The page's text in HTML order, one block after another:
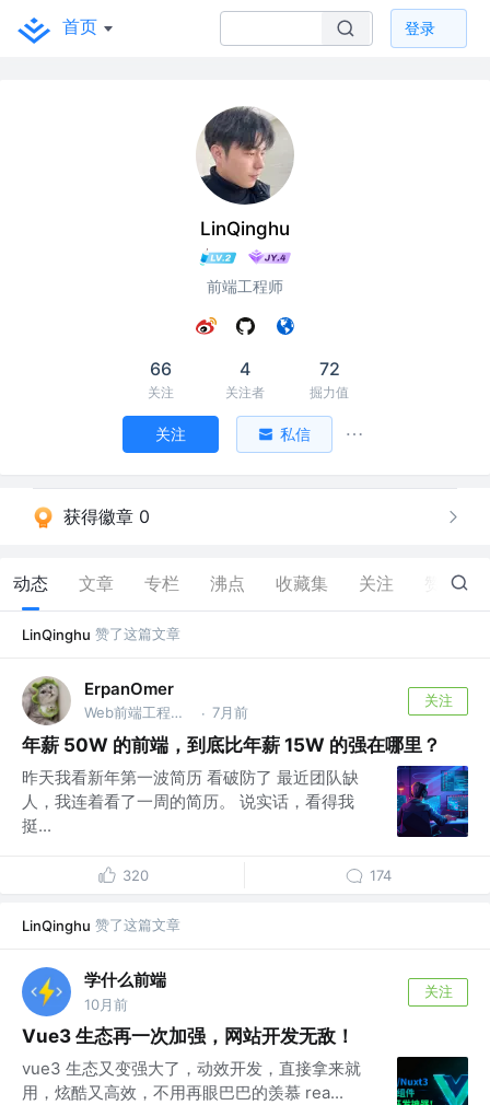
首页 登录
LinQinghu
前端工程师
66
关注
4
关注者
72
掘力值
关注 私信
获得徽章 0
动态 文章 专栏 沸点 收藏集 关注 288
LinQinghu 赞了这篇文章
ErpanOmer
Web前端工程师 @跨境 · 7月前
关注
年薪 50W 的前端，到底比年薪 15W 的强在哪里？
昨天我看新年第一波简历 看破防了 最近团队缺
人，我连着看了一周的简历。 说实话，看得我
挺...
320 174
LinQinghu 赞了这篇文章
学什么前端
10月前
关注
Vue3 生态再一次加强，网站开发无敌！
vue3 生态又变强大了，动效开发，直接拿来就
用，炫酷又高效，不用再眼巴巴的羡慕 rea...